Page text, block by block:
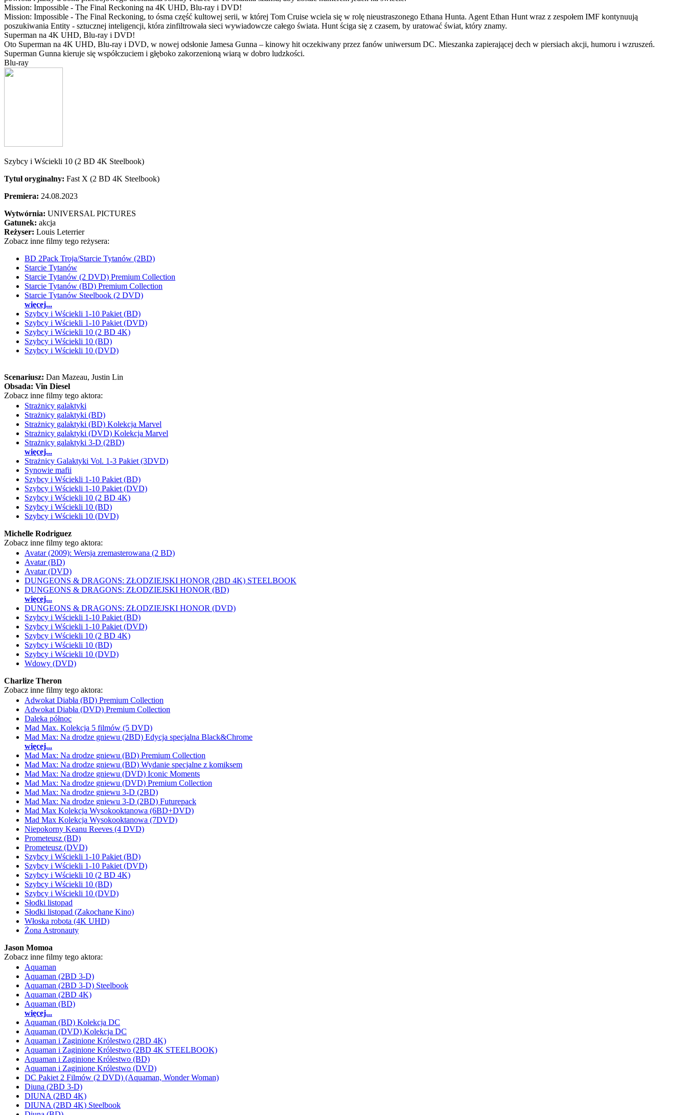
Mission: Impossible - The Final Reckoning na 4K UHD, Blu-ray i DVD!
Mission: Impossible - The Final Reckoning, to ósma część kultowej serii, w której Tom Cruise wciela się w rolę nieustraszonego Ethana Hunta. Agent Ethan Hunt wraz z zespołem IMF kontynuują
poszukiwania Entity - sztucznej inteligencji, która zinfiltrowała sieci wywiadowcze całego świata. Hunt ściga się z czasem, by uratować świat, który znamy.
Superman na 4K UHD, Blu-ray i DVD!
Oto Superman na 4K UHD, Blu-ray i DVD, w nowej odsłonie Jamesa Gunna – kinowy hit oczekiwany przez fanów uniwersum DC. Mieszanka zapierającej dech w piersiach akcji, humoru i wzruszeń.
Superman Gunna kieruje się współczuciem i głęboko zakorzenioną wiarą w dobro ludzkości.
Blu-ray
Szybcy i Wściekli 10 (2 BD 4K Steelbook)
Tytuł oryginalny: Fast X (2 BD 4K Steelbook)
Premiera: 24.08.2023
Wytwórnia: UNIVERSAL PICTURES
Gatunek: akcja
Reżyser: Louis Leterrier
Zobacz inne filmy tego reżysera:
BD 2Pack Troja/Starcie Tytanów (2BD)
Starcie Tytanów
Starcie Tytanów (2 DVD) Premium Collection
Starcie Tytanów (BD) Premium Collection
Starcie Tytanów Steelbook (2 DVD)
więcej...
Szybcy i Wściekli 1-10 Pakiet (BD)
Szybcy i Wściekli 1-10 Pakiet (DVD)
Szybcy i Wściekli 10 (2 BD 4K)
Szybcy i Wściekli 10 (BD)
Szybcy i Wściekli 10 (DVD)
Scenariusz: Dan Mazeau, Justin Lin
Obsada: Vin Diesel
Zobacz inne filmy tego aktora:
Strażnicy galaktyki
Strażnicy galaktyki (BD)
Strażnicy galaktyki (BD) Kolekcja Marvel
Strażnicy galaktyki (DVD) Kolekcja Marvel
Strażnicy galaktyki 3-D (2BD)
więcej...
Strażnicy Galaktyki Vol. 1-3 Pakiet (3DVD)
Synowie mafii
Szybcy i Wściekli 1-10 Pakiet (BD)
Szybcy i Wściekli 1-10 Pakiet (DVD)
Szybcy i Wściekli 10 (2 BD 4K)
Szybcy i Wściekli 10 (BD)
Szybcy i Wściekli 10 (DVD)
Michelle Rodriguez
Zobacz inne filmy tego aktora:
Avatar (2009): Wersja zremasterowana (2 BD)
Avatar (BD)
Avatar (DVD)
DUNGEONS & DRAGONS: ZŁODZIEJSKI HONOR (2BD 4K) STEELBOOK
DUNGEONS & DRAGONS: ZŁODZIEJSKI HONOR (BD)
więcej...
DUNGEONS & DRAGONS: ZŁODZIEJSKI HONOR (DVD)
Szybcy i Wściekli 1-10 Pakiet (BD)
Szybcy i Wściekli 1-10 Pakiet (DVD)
Szybcy i Wściekli 10 (2 BD 4K)
Szybcy i Wściekli 10 (BD)
Szybcy i Wściekli 10 (DVD)
Wdowy (DVD)
Charlize Theron
Zobacz inne filmy tego aktora:
Adwokat Diabła (BD) Premium Collection
Adwokat Diabła (DVD) Premium Collection
Daleka północ
Mad Max. Kolekcja 5 filmów (5 DVD)
Mad Max: Na drodze gniewu (2BD) Edycja specjalna Black&Chrome
więcej...
Mad Max: Na drodze gniewu (BD) Premium Collection
Mad Max: Na drodze gniewu (BD) Wydanie specjalne z komiksem
Mad Max: Na drodze gniewu (DVD) Iconic Moments
Mad Max: Na drodze gniewu (DVD) Premium Collection
Mad Max: Na drodze gniewu 3-D (2BD)
Mad Max: Na drodze gniewu 3-D (2BD) Futurepack
Mad Max Kolekcja Wysokooktanowa (6BD+DVD)
Mad Max Kolekcja Wysokooktanowa (7DVD)
Niepokorny Keanu Reeves (4 DVD)
Prometeusz (BD)
Prometeusz (DVD)
Szybcy i Wściekli 1-10 Pakiet (BD)
Szybcy i Wściekli 1-10 Pakiet (DVD)
Szybcy i Wściekli 10 (2 BD 4K)
Szybcy i Wściekli 10 (BD)
Szybcy i Wściekli 10 (DVD)
Słodki listopad
Słodki listopad (Zakochane Kino)
Włoska robota (4K UHD)
Żona Astronauty
Jason Momoa
Zobacz inne filmy tego aktora:
Aquaman
Aquaman (2BD 3-D)
Aquaman (2BD 3-D) Steelbook
Aquaman (2BD 4K)
Aquaman (BD)
więcej...
Aquaman (BD) Kolekcja DC
Aquaman (DVD) Kolekcja DC
Aquaman i Zaginione Królestwo (2BD 4K)
Aquaman i Zaginione Królestwo (2BD 4K STEELBOOK)
Aquaman i Zaginione Królestwo (BD)
Aquaman i Zaginione Królestwo (DVD)
DC Pakiet 2 Filmów (2 DVD) (Aquaman, Wonder Woman)
Diuna (2BD 3-D)
DIUNA (2BD 4K)
DIUNA (2BD 4K) Steelbook